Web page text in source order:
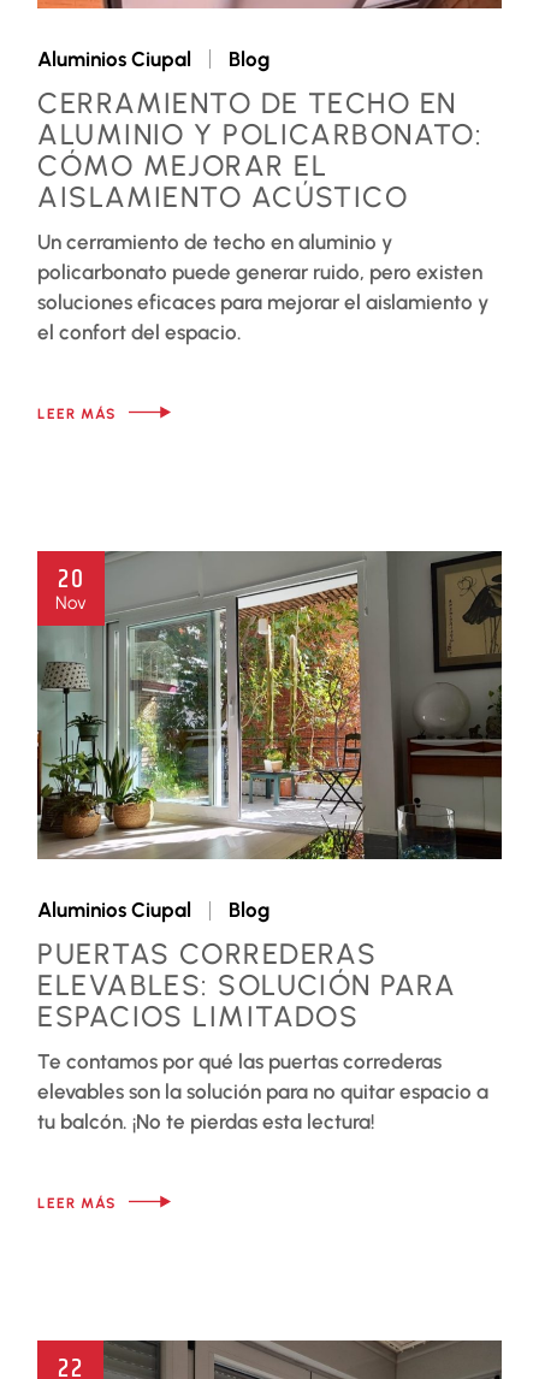
Aluminios Ciupal Blog
CERRAMIENTO DE TECHO EN
ALUMINIO Y POLICARBONATO:
CÓMO MEJORAR EL
AISLAMIENTO ACÚSTICO
Un cerramiento de techo en aluminio y
policarbonato puede generar ruido, pero existen
soluciones eficaces para mejorar el aislamiento y
el confort del espacio.
LEER MÁS
20
Nov
Aluminios Ciupal Blog
PUERTAS CORREDERAS
ELEVABLES: SOLUCIÓN PARA
ESPACIOS LIMITADOS
Te contamos por qué las puertas correderas
elevables son la solución para no quitar espacio a
tu balcón. ¡No te pierdas esta lectura!
LEER MÁS
22